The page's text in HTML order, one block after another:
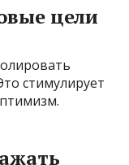
цели
стимулирует